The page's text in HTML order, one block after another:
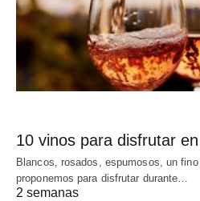
10 vinos para disfrutar
Blancos, rosados, espumosos, un
proponemos para disfrutar durante…
2 semanas